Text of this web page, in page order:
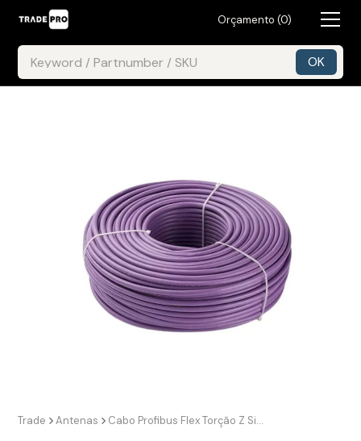
Orçamento (0)
Trade Antenas Cabo Profibus Flex Torção Z Siemens 6XV18300PH10